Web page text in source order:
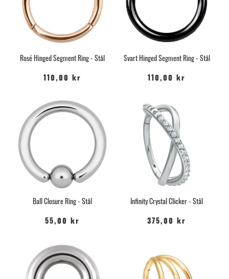
Rosé Hinged Segment Ring - Stål
110,00 kr
Svart Hinged Segment Ring - Stål
110,00 kr
Ball Closure Ring - Stål
55,00 kr
Infinity Crystal Clicker - Stål
375,00 kr